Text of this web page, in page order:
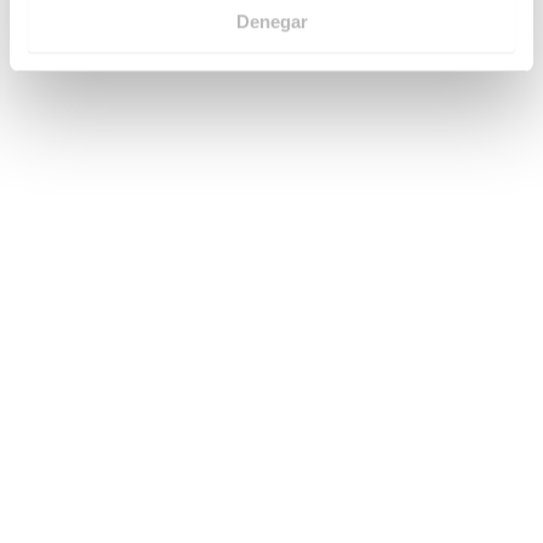
Denegar
hacer que el cartón corrugado pierda propiedades.
Blanco (excl. IVA)